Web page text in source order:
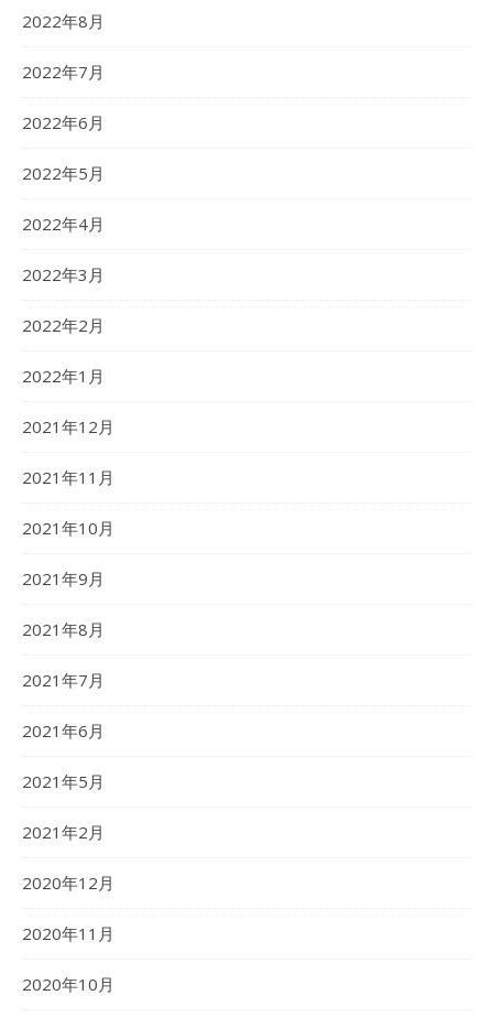
2022年8月
2022年7月
2022年6月
2022年5月
2022年4月
2022年3月
2022年2月
2022年1月
2021年12月
2021年11月
2021年10月
2021年9月
2021年8月
2021年7月
2021年6月
2021年5月
2021年2月
2020年12月
2020年11月
2020年10月